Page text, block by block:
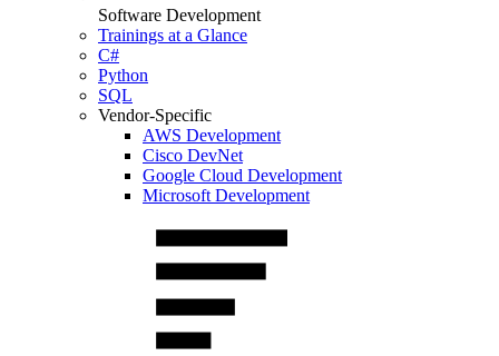
Software Development
Trainings at a Glance
C#
Python
SQL
Vendor-Specific
AWS Development
Cisco DevNet
Google Cloud Development
Microsoft Development